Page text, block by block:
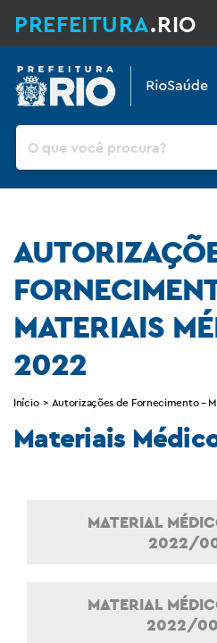
PREFEITURA.RIO
MATERIAIS
2022
Início > Autorizações de Fornecimento –
Materiais
MATERIAL
2022/
MATERIAL
2022/